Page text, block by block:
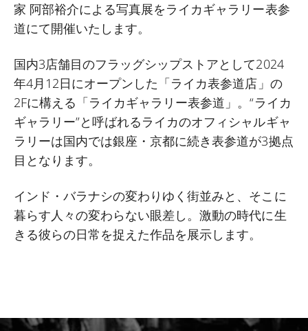
家 阿部裕介による写真展をライカギャラリー表参
道にて開催いたします。
国内3店舗目のフラッグシップストアとして2024
年4月12日にオープンした「ライカ表参道店」の
2Fに構える「ライカギャラリー表参道」。“ライカ
ギャラリー”と呼ばれるライカのオフィシャルギャ
ラリーは国内では銀座・京都に続き表参道が3拠点
目となります。
インド・バラナシの変わりゆく街並みと、そこに
暮らす人々の変わらない眼差し。激動の時代に生
きる彼らの日常を捉えた作品を展示します。